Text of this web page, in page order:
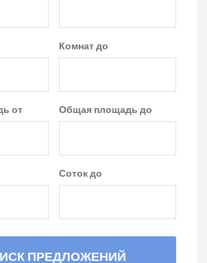
Комнат до
от Общая площадь до
Соток до
ПРЕДЛОЖЕНИЙ